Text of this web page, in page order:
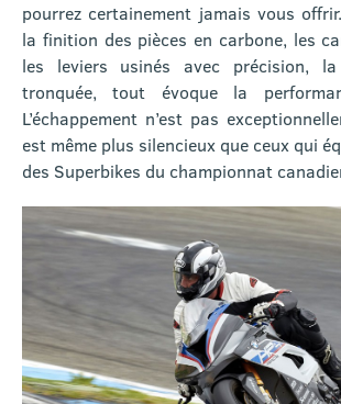
pourrez certainement jamais vous
la finition des pièces en carbone, les
les leviers usinés avec précision,
tronquée, tout évoque la
L’échappement n’est pas
est même plus silencieux que ceux qui
des Superbikes du championnat